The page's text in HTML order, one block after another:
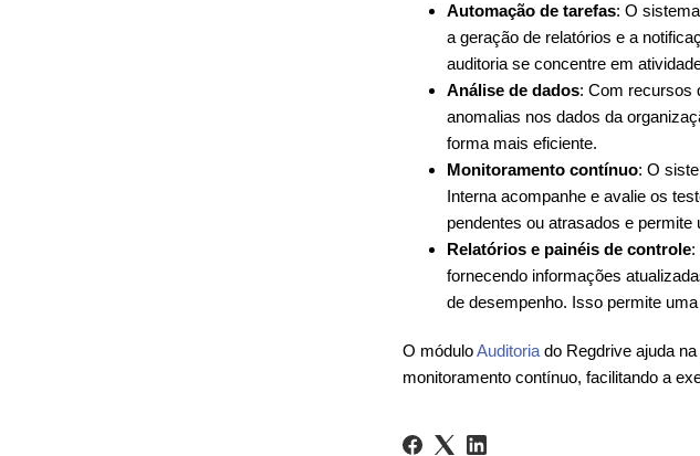
Automação de tarefas: O
a geração de relatórios e a
auditoria se concentre em
Análise de dados: Com recursos
anomalias nos dados da
forma mais eficiente.
Monitoramento contínuo: O
Interna acompanhe e avalie os
pendentes ou atrasados e
Relatórios e painéis de controle:
fornecendo informações
de desempenho. Isso permite
O móduloAuditoria do Regdrive ajuda
monitoramento contínuo, facilitando a